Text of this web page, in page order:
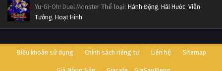
Yu-Gi-Oh! Duel Monster Thể loại: Hành Động, Hài Hước, Viễn
Tưởng, Hoạt Hình
Điều khoản sử dụng Chính sách riêng tư Liên hệ Sitemap